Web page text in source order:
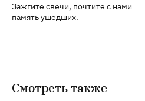
Зажгите свечи, почтите с нами
память ушедших.
Смотреть также